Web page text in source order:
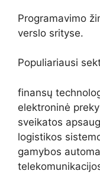
Programavimo
verslo srityse.
Populiariausi
finansų
elektroninė
sveikatos
logistikos
gamybos